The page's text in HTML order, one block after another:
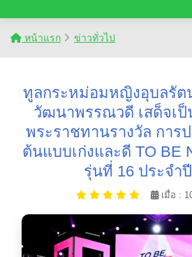
หน้าแรก ข่าวทั่วไป
ทูลกระหม่อมหญิงอุบลรั
วัฒนาพรรณวดี เสด็จเป็
พระราชทานรางวัล การ
ต้นแบบเก่งและดี TO BE
รุ่นที่ 16 ประจำ
เมื่อ :